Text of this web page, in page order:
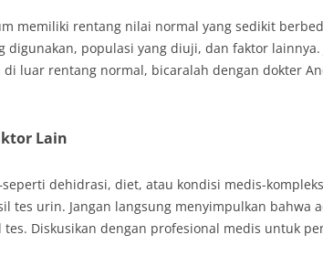
memiliki rentang nilai normal yang sedikit
digunakan, populasi yang diuji, dan faktor lainnya.
di luar rentang normal, bicaralah dengan dokter
Lain
dehidrasi, diet, atau kondisi medis-
tes urin. Jangan langsung menyimpulkan bahwa
tes. Diskusikan dengan profesional medis untuk